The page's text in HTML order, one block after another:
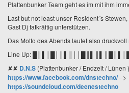
Plattenbunker Team geht es im mit ihm
Last but not least unser Resident´s
Gast Dj tatkräftig unterstützen.
Das Motto des Abends lautet also
Line Up:
✘✘ D.N.S (Plattenbunker / Endzeit / Lünen )
https://www.facebook.com/dnstechno/–>
https://soundcloud.com/deenestechno